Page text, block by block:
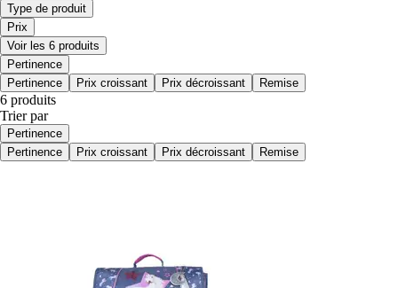
Type de produit
Prix
Voir les 6 produits
Pertinence
Pertinence
Prix croissant Prix décroissant Remise
6 produits
Trier par
Pertinence
Pertinence
Prix croissant Prix décroissant Remise